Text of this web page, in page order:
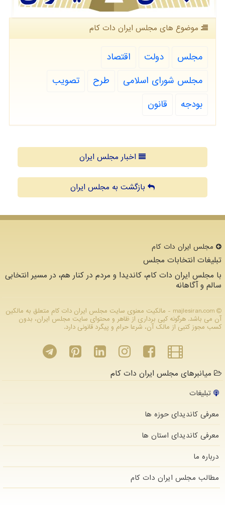
موضوع های مجلس ایران دات كام
مجلس دولت
اقتصاد
مجلس شورای اسلامی
طرح
تصویب
بودجه
قانون
اخبار مجلس ایران
بازگشت به مجلس ایران
مجلس ایران دات كام
تبلیغات انتخابات مجلس
با مجلس ایران دات کام، کاندیدا و مردم در کنار هم، در مسیر انتخابی
سالم و آگاهانه
majlesiran.com - مالکیت معنوی سایت مجلس ایران دات كام متعلق به مالکین
آن می باشد. هرگونه کپی برداری از ظاهر و محتوای سایت مجلس ایران، بدون
کسب مجوز کتبی از مالک آن، شرعا حرام و پیگرد قانونی دارد.
میانبرهای مجلس ایران دات کام
تبلیغات
معرفی کاندیدای حوزه ها
معرفی کاندیدای استان ها
درباره ما
مطالب مجلس ایران دات كام